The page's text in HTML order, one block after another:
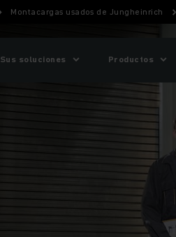
Montacargas usados de Jungheinrich
Sus soluciones Productos